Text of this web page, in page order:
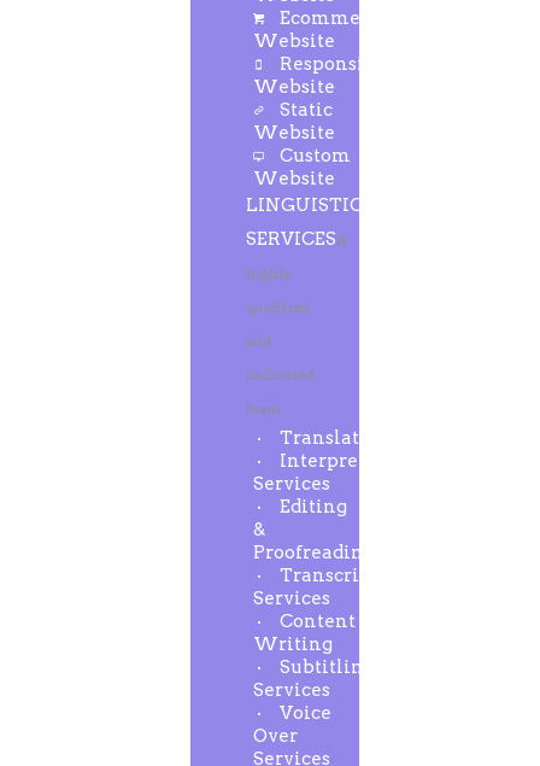
Ecommerce
Website
Responsive
Website
Static
Website
Custom
Website
LINGUISTIC
SERVICESA
highly
qualified
and
dedicated
team
Translation
Interpreting
Services
Editing
&
Proofreading
Transcription
Services
Content
Writing
Subtitling
Services
Voice
Over
Services